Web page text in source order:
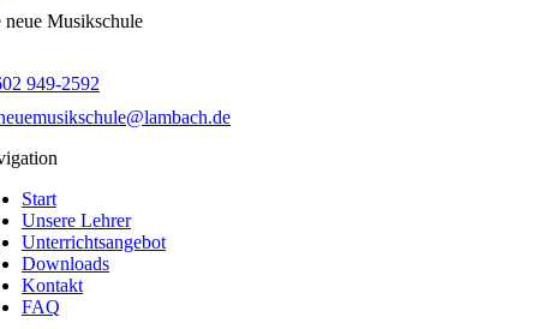
neue Musikschule
949-2592
Start
Unsere Lehrer
Unterrichtsangebot
Downloads
Kontakt
FAQ